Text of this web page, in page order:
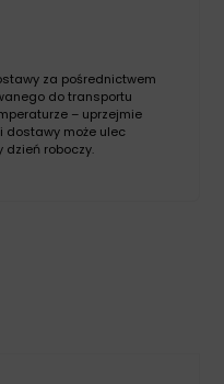
za pośrednictwem
do transportu
– uprzejmie
dostawy może ulec
dzień roboczy.